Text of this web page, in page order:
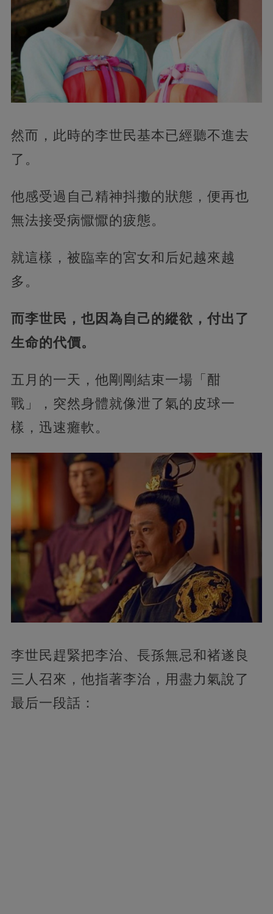
然而，此時的李世民基本已經聽不進去
了。
他感受過自己精神抖擻的狀態，便再也
無法接受病懨懨的疲態。
就這樣，被臨幸的宮女和后妃越來越
多。
而李世民，也因為自己的縱欲，付出了
生命的代價。
五月的一天，他剛剛結束一場「酣
戰」，突然身體就像泄了氣的皮球一
樣，迅速癱軟。
李世民趕緊把李治、長孫無忌和褚遂良
三人召來，他指著李治，用盡力氣說了
最后一段話：